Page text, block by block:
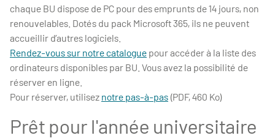
chaque BU dispose de PC pour des emprunts de 14 jours, non
renouvelables. Dotés du pack Microsoft 365, ils ne peuvent
accueillir d’autres logiciels.
Rendez-vous sur notre catalogue pour accéder à la liste des
ordinateurs disponibles par BU. Vous avez la possibilité de
réserver en ligne.
Pour réserver, utilisez notre pas-à-pas (PDF, 460 Ko)
Prêt pour l'année universitaire